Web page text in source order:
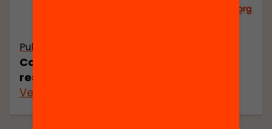
Publicació
Conclusions: trencar la inèrcia o
resignar-se a la mediocritat
Veure’n més